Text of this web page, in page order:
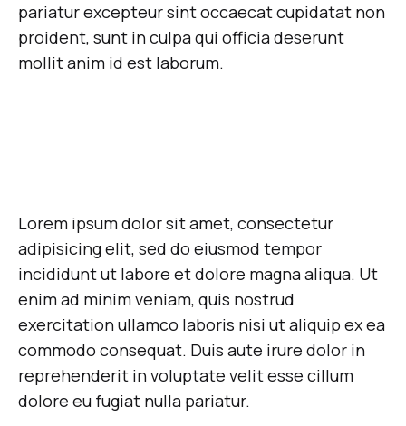
pariatur excepteur sint occaecat cupidatat non
proident, sunt in culpa qui officia deserunt
mollit anim id est laborum.
Lorem ipsum dolor sit amet, consectetur
adipisicing elit, sed do eiusmod tempor
incididunt ut labore et dolore magna aliqua. Ut
enim ad minim veniam, quis nostrud
exercitation ullamco laboris nisi ut aliquip ex ea
commodo consequat. Duis aute irure dolor in
reprehenderit in voluptate velit esse cillum
dolore eu fugiat nulla pariatur.